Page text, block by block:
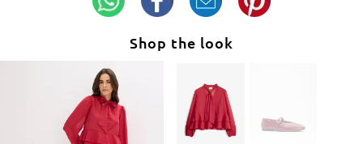
Shop the look